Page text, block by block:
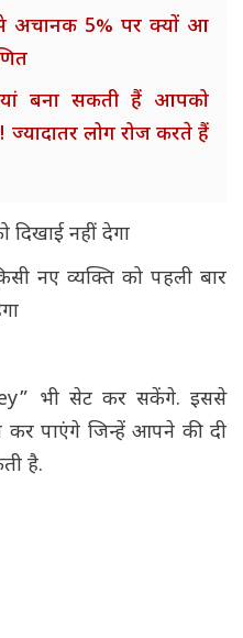
अचानक 5% पर क्यों आ
बना सकती हैं आपको
ज्यादातर लोग रोज करते हैं
नहीं देगा
नए व्यक्ति को पहली बार
भी सेट कर सकेंगे. इससे
पाएंगे जिन्हें आपने की दी
है.